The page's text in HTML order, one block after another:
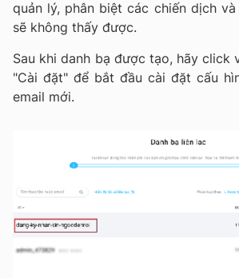
quản lý, phân biệt các chiến dịch
sẽ không thấy được.
Sau khi danh bạ được tạo, hãy click
"Cài đặt" để bắt đầu cài đặt cấu
email mới.